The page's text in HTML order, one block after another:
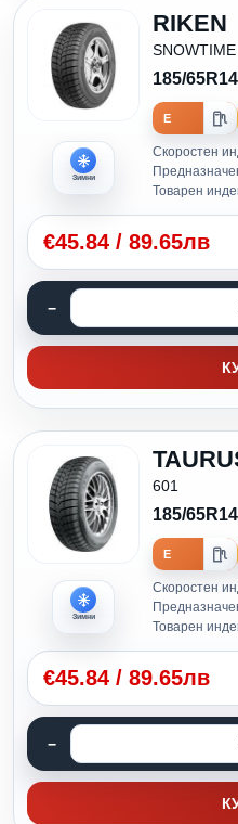
Зимни
RIKEN
SNOWTIME
185/65R14
E
Скоростен
Товарен
€45.84 / 89.65лв
Зимни
601
185/65R14
E
Скоростен
Товарен
€45.84 / 89.65лв